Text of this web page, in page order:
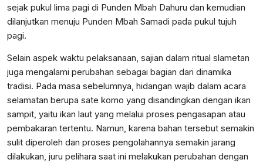
sejak pukul lima pagi di Punden Mbah Dahuru dan kemudian
dilanjutkan menuju Punden Mbah Samadi pada pukul tujuh
pagi.
Selain aspek waktu pelaksanaan, sajian dalam ritual slametan
juga mengalami perubahan sebagai bagian dari dinamika
tradisi. Pada masa sebelumnya, hidangan wajib dalam acara
selamatan berupa sate komo yang disandingkan dengan ikan
sampit, yaitu ikan laut yang melalui proses pengasapan atau
pembakaran tertentu. Namun, karena bahan tersebut semakin
sulit diperoleh dan proses pengolahannya semakin jarang
dilakukan, juru pelihara saat ini melakukan perubahan dengan